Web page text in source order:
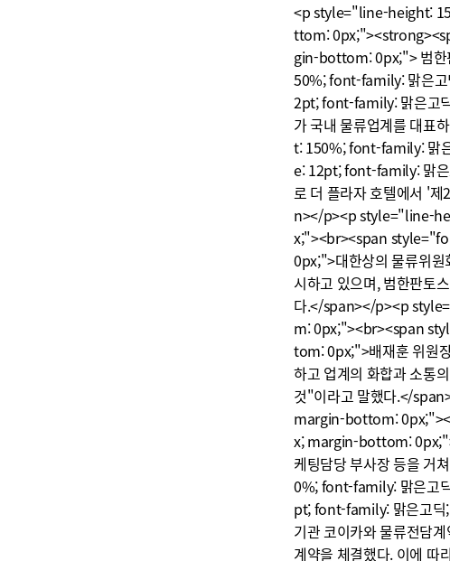
<p style="line-height:
ttom:
gin-bottom: 0px;"> 범한
50%; font-family: 맑은
2pt; font-family: 맑은고
가 국내 물류업계를 대표
t: 150%; font-family: 맑
e: 12pt; font-family: 맑
로 더 플라자 호텔에서 '
n></p><p style="line-
x;"><br><span
0px;">대한상의 물류위원
시하고 있으며, 범한판토
다.</span></p><p
m: 0px;"><br><span
tom: 0px;">배재훈 위원
하고 업계의 화합과 소통
것"이라고 말했다.</
margin-bottom:
x; margin-bottom: 0px;">
케팅담당 부사장 등을 거
0%; font-family: 맑은고
pt; font-family: 맑은고
기관 코이카와 물류전담
계약을 체결했다. 이에 따